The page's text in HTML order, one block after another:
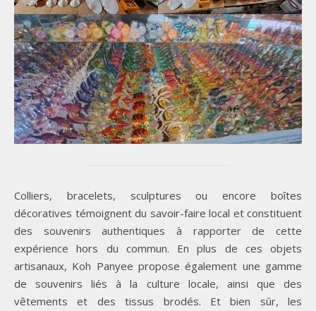
Colliers, bracelets, sculptures ou encore boîtes
décoratives témoignent du savoir-faire local et constituent
des souvenirs authentiques à rapporter de cette
expérience hors du commun. En plus de ces objets
artisanaux, Koh Panyee propose également une gamme
de souvenirs liés à la culture locale, ainsi que des
vêtements et des tissus brodés. Et bien sûr, les